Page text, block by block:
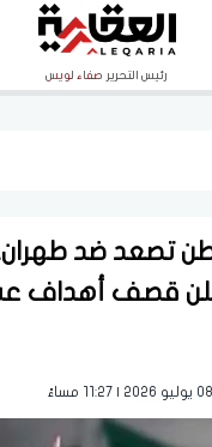
رئيس التحرير صفاء لويس
تصعد ضد
قصف أهداف